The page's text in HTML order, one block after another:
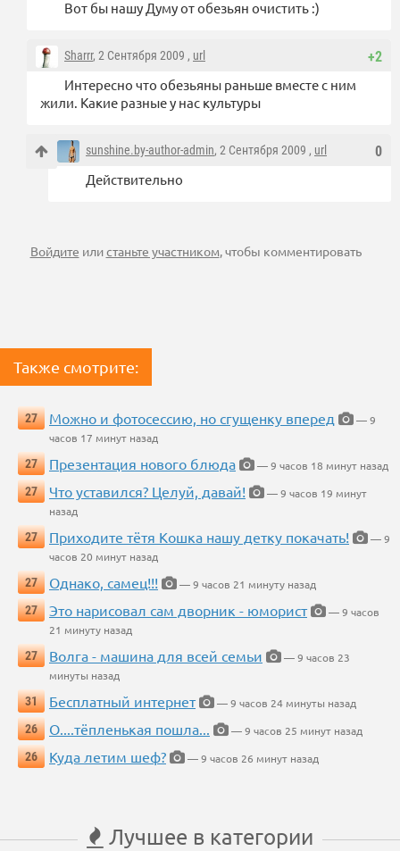
Вот бы нашу Думу от обезьян очистить :)
+2
Sharrr, 2 Сентября 2009 , url
Интересно что обезьяны раньше вместе с ним
жили. Какие разные у нас культуры
0
sunshine.by-author-admin, 2 Сентября 2009 , url
Действительно
Войдите илистаньте участником, чтобы комментировать
Также смотрите:
27 Можно и фотосессию, но сгущенку вперед
— 9
часов 17 минут назад
27
Презентация нового блюда
— 9 часов 18 минут назад
27
Что уставился? Целуй, давай!
— 9 часов 19 минут
назад
27
Приходите тётя Кошка нашу детку покачать!
— 9
часов 20 минут назад
27
Однако, самец!!!
— 9 часов 21 минуту назад
27
Это нарисовал сам дворник - юморист
— 9 часов
21 минуту назад
27
Волга - машина для всей семьи
— 9 часов 23
минуты назад
31
Бесплатный интернет
— 9 часов 24 минуты назад
26
О....тёпленькая пошла...
— 9 часов 25 минут назад
26
Куда летим шеф? — 9 часов 26 минут назад
Лучшее в категории